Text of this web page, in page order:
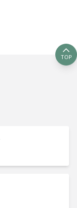
TOP